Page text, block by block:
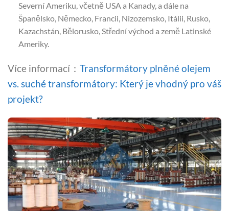
Severní Ameriku, včetně USA a Kanady, a dále na
Španělsko, Německo, Francii, Nizozemsko, Itálii, Rusko,
Kazachstán, Bělorusko, Střední východ a země Latinské
Ameriky.
Více informací： Transformátory plněné olejem
vs. suché transformátory: Který je vhodný pro váš
projekt?